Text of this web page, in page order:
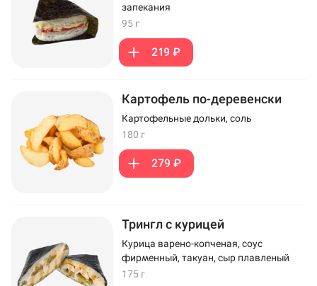
запекания
95 г
219 ₽
Картофель по-деревенски
Картофельные дольки, соль
180 г
279 ₽
Трингл с курицей
Курица варено-копченая, соус
фирменный, такуан, сыр плавленый
175 г